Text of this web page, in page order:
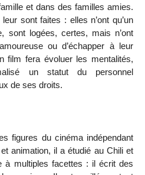
et dans des familles amies.
sont faites : elles n’ont qu’un
sont logées, certes, mais n’ont
ou d’échapper à leur
film fera évoluer les mentalités,
un statut du personnel
de ses droits.
figures du cinéma indépendant
animation, il a étudié au Chili et
à multiples facettes : il écrit des